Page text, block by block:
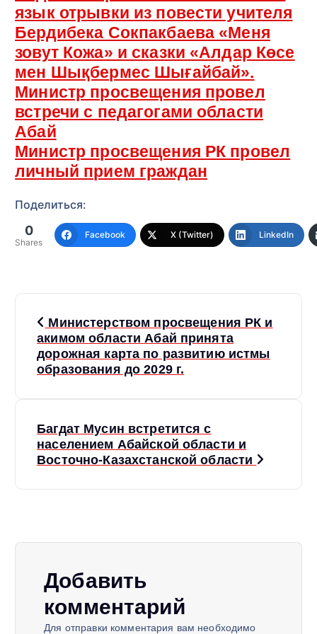
язык отрывки из повести учителя
Бердибека Сокпакбаева «Меня
зовут Кожа» и сказки «Алдар Көсе
мен Шықбермес Шығайбай».
Министр просвещения провел
встречи с педагогами области
Абай
Министр просвещения РК провел
личный прием граждан
Поделиться:
0
Shares
Facebook X (Twitter) LinkedIn
и
Министерством просвещения РК и
акимом области Абай принята
дорожная карта по развитию истмы
образования до 2029 г.
Багдат Мусин встретится с
населением Абайской области и
Восточно-Казахстанской области
Добавить
комментарий
Для отправки комментария вам необходимо